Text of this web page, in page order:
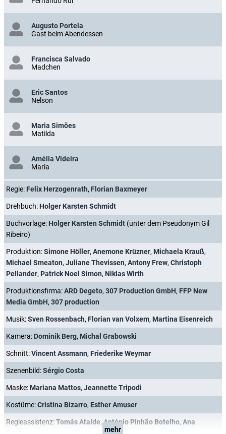
Augusto Portela
Gast beim Abendessen
Francisca Salvado
Madchen
Eric Santos
Nelson
Maria Simões
Matilda
Amélia Videira
Maria
Regie: Felix Herzogenrath, Florian Baxmeyer
Drehbuch: Holger Karsten Schmidt
Buchvorlage: Holger Karsten Schmidt (unter dem Pseudonym Gil
Ribeiro)
Produktion:Simone Höller, Anemone Krüzner, Michaela Krauß,
Michael Smeaton, Juliane Thevissen, Antony Frew, Christoph
Pellander, Patrick Noel Simon, Niklas Wirth
Produktionsfirma:ARD Degeto, 307 Production GmbH, FFP New
Media GmbH, 307 production
Musik:Sven Rossenbach, Florian van Volxem, Martina Eisenreich
Kamera: Dominik Berg, Michal Grabowski
Schnitt:Vincent Assmann, Friederike Weymar
Szenenbild:Sérgio Costa
Maske: Mariana Mattos, Jeannette Tripodi
Kostüme:Cristina Bizarro, Esther Amuser
Regieassistenz:Tomás Ataíde,António Pinhão Botelho, Ana
mehr